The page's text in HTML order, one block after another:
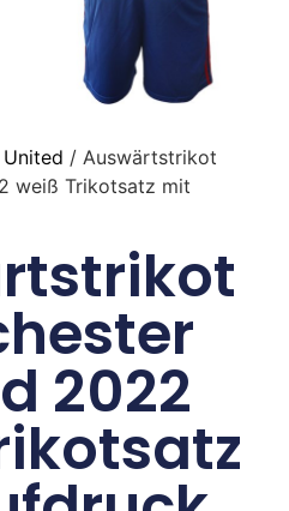
/ Auswärtstrikot
weiß Trikotsatz mit
2022